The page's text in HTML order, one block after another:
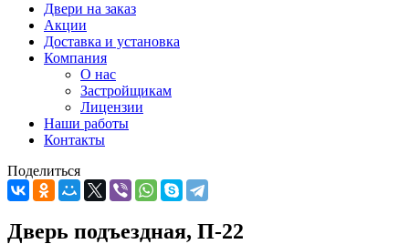
Двери на заказ
Акции
Доставка и установка
Компания
О нас
Застройщикам
Лицензии
Наши работы
Контакты
Поделиться
Дверь подъездная, П-22